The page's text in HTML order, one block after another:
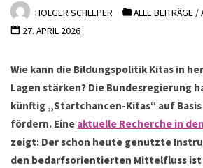
HOLGER SCHLEPER ALLE BEITRÄGE/
27. APRIL 2026
Wie kann die Bildungspolitik Kitas in
Lagen stärken? Die Bundesregierung
künftig „Startchancen-Kitas“ auf
fördern. Eine aktuelle Recherche in
zeigt: Der schon heute genutzte
den bedarfsorientierten Mittelfluss ist